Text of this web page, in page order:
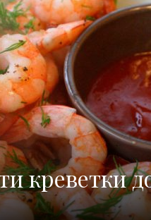
креветки